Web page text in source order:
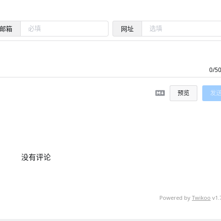
邮箱 网址
0/
预览 发
没有评论
Powered by Twikoo